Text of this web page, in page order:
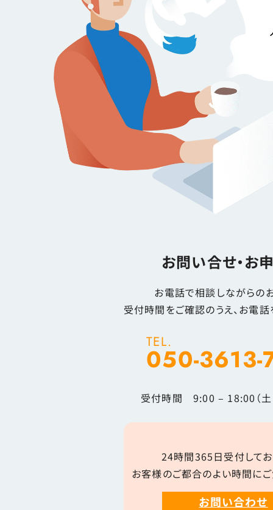
お問い合せ・お
お電話で相談しながらの
受付時間をご確認のうえ、お電話
TEL.
050-3613-
受付時間 9:00 – 18:00（土
24時間365日受付してお
お客様のご都合のよい時間にご
お問い合わせ